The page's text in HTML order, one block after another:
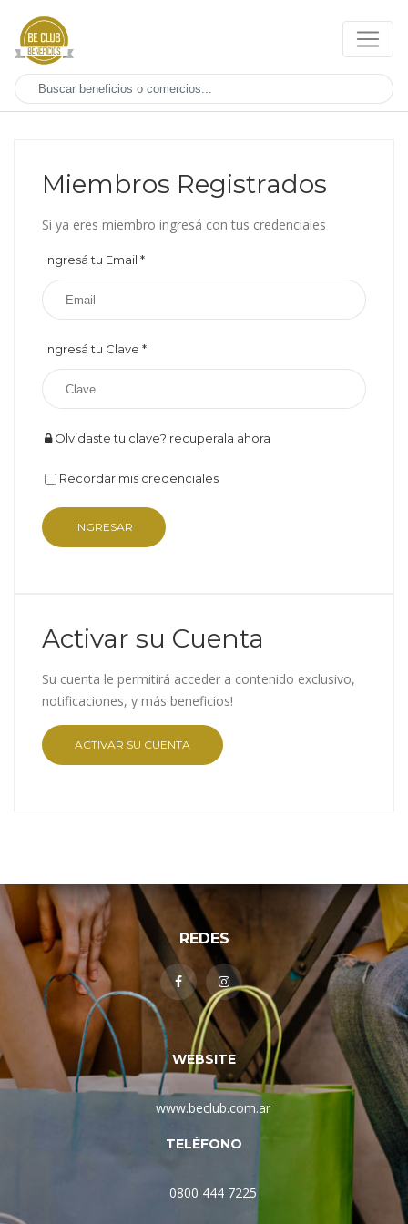
Miembros Registrados
Si ya eres miembro ingresá con tus credenciales
Ingresá tu Email *
Ingresá tu Clave *
Olvidaste tu clave? recuperala ahora
Recordar mis credenciales
Activar su Cuenta
Su cuenta le permitirá acceder a contenido exclusivo,
notificaciones, y más beneficios!
ACTIVAR SU CUENTA
REDES
WEBSITE
www.beclub.com.ar
TELÉFONO
0800 444 7225